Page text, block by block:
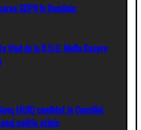
GDPR în România.
Vlad de la B.U.G. Mafia Despre
(AUR) candidat la Consiliul
politic atipic